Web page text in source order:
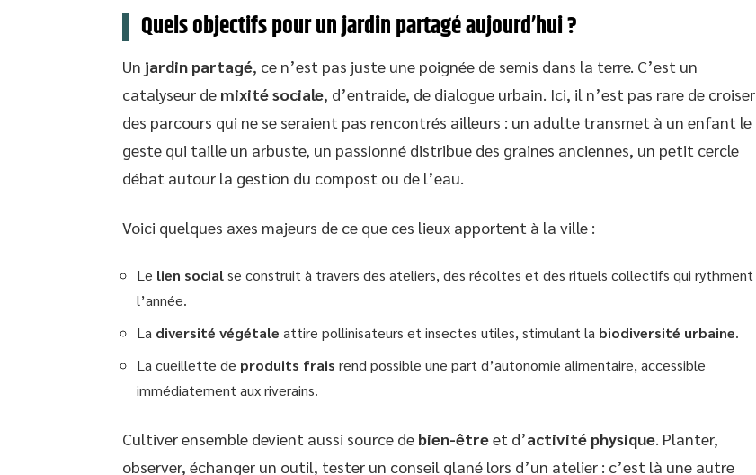
Quels objectifs pour un jardin partagé aujourd’hui ?
Un jardin partagé, ce n’est pas juste une poignée de semis dans la terre. C’est un
catalyseur de mixité sociale, d’entraide, de dialogue urbain. Ici, il n’est pas rare de croiser
des parcours qui ne se seraient pas rencontrés ailleurs : un adulte transmet à un enfant le
geste qui taille un arbuste, un passionné distribue des graines anciennes, un petit cercle
débat autour la gestion du compost ou de l’eau.
Voici quelques axes majeurs de ce que ces lieux apportent à la ville :
Le lien socialse construit à travers des ateliers, des récoltes et des rituels collectifs qui rythment
l’année.
La diversité végétale attire pollinisateurs et insectes utiles, stimulant la biodiversité urbaine.
La cueillette de produits frais rend possible une part d’autonomie alimentaire, accessible
immédiatement aux riverains.
Cultiver ensemble devient aussi source de bien-êtreet d’activité physique. Planter,
observer, échanger un outil, tester un conseil glané lors d’un atelier : c’est là une autre